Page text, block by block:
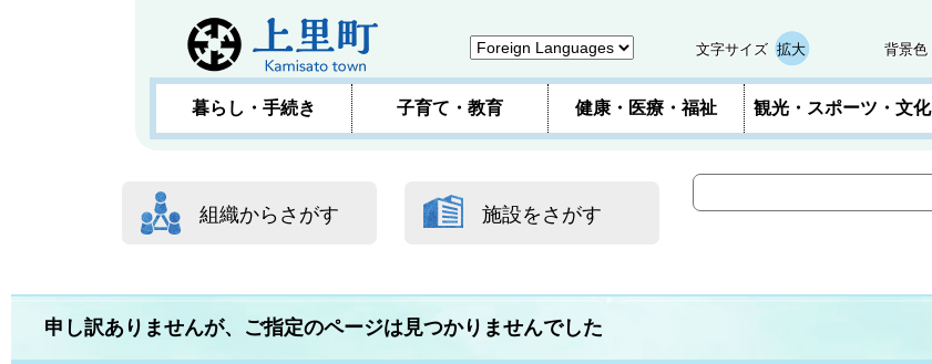
文字サイズ 拡大 背景色
暮らし・手続き 子育て・教育 健康・医療・福祉 観光・スポーツ・文化
組織からさがす 施設をさがす
申し訳ありませんが、ご指定のページは見つかりませんでした